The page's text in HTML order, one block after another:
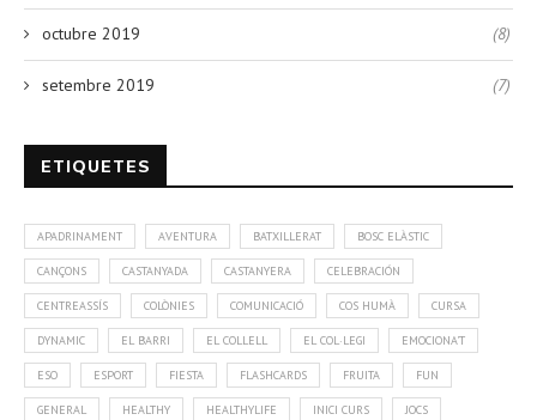
octubre 2019 (8)
setembre 2019 (7)
ETIQUETES
APADRINAMENT AVENTURA BATXILLERAT BOSC ELÀSTIC
CANÇONS CASTANYADA CASTANYERA CELEBRACIÓN
CENTREASSÍS COLÒNIES COMUNICACIÓ COS HUMÀ CURSA
DYNAMIC EL BARRI EL COLLELL EL COL·LEGI EMOCIONA'T
ESO ESPORT FIESTA FLASHCARDS FRUITA FUN
GENERAL HEALTHY HEALTHYLIFE INICI CURS JOCS